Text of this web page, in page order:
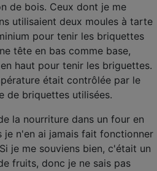
de bois. Ceux dont je me
utilisaient deux moules à tarte
pour tenir les briquettes
tête en bas comme base,
haut pour tenir les briguettes.
était contrôlée par le
de briquettes utilisées.
la nourriture dans un four en
je n'en ai jamais fait fonctionner
je me souviens bien, c'était un
fruits, donc je ne sais pas